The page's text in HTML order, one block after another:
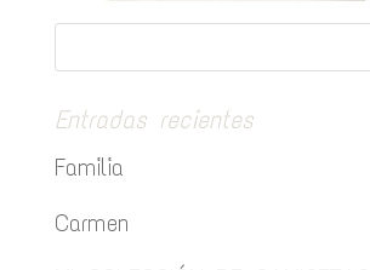
Entradas recientes
Familia
Carmen